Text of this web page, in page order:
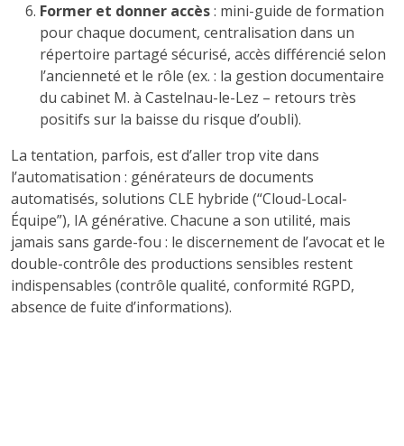
Former et donner accès: mini-guide de formation
pour chaque document, centralisation dans un
répertoire partagé sécurisé, accès différencié selon
l’ancienneté et le rôle (ex. : la gestion documentaire
du cabinet M. à Castelnau-le-Lez – retours très
positifs sur la baisse du risque d’oubli).
La tentation, parfois, est d’aller trop vite dans
l’automatisation : générateurs de documents
automatisés, solutions CLE hybride (“Cloud-Local-
Équipe”), IA générative. Chacune a son utilité, mais
jamais sans garde-fou : le discernement de l’avocat et le
double-contrôle des productions sensibles restent
indispensables (contrôle qualité, conformité RGPD,
absence de fuite d’informations).